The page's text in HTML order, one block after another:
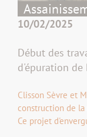
10/02/2025
Début des
d'épuration de
Clisson Sèvre et
construction de la
Ce projet